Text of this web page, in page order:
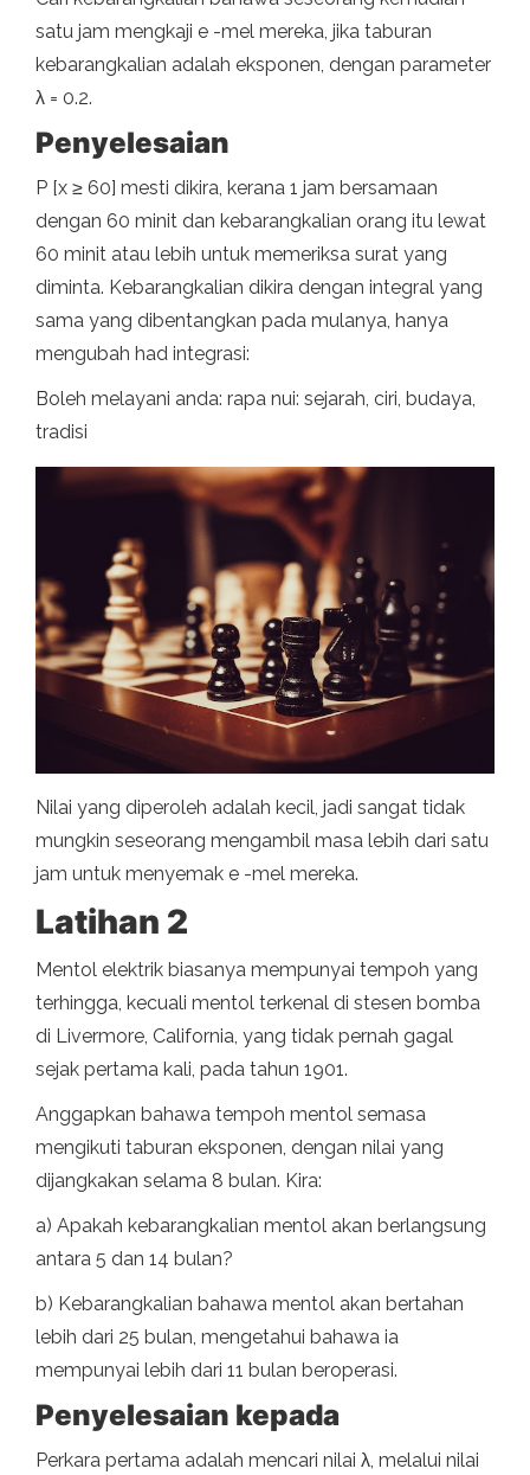
satu jam mengkaji e -mel mereka, jika taburan
kebarangkalian adalah eksponen, dengan parameter
λ = 0.2.
Penyelesaian
P [x ≥ 60] mesti dikira, kerana 1 jam bersamaan
dengan 60 minit dan kebarangkalian orang itu lewat
60 minit atau lebih untuk memeriksa surat yang
diminta. Kebarangkalian dikira dengan integral yang
sama yang dibentangkan pada mulanya, hanya
mengubah had integrasi:
Boleh melayani anda: rapa nui: sejarah, ciri, budaya,
tradisi
Nilai yang diperoleh adalah kecil, jadi sangat tidak
mungkin seseorang mengambil masa lebih dari satu
jam untuk menyemak e -mel mereka.
Latihan 2
Mentol elektrik biasanya mempunyai tempoh yang
terhingga, kecuali mentol terkenal di stesen bomba
di Livermore, California, yang tidak pernah gagal
sejak pertama kali, pada tahun 1901.
Anggapkan bahawa tempoh mentol semasa
mengikuti taburan eksponen, dengan nilai yang
dijangkakan selama 8 bulan. Kira:
a) Apakah kebarangkalian mentol akan berlangsung
antara 5 dan 14 bulan?
b) Kebarangkalian bahawa mentol akan bertahan
lebih dari 25 bulan, mengetahui bahawa ia
mempunyai lebih dari 11 bulan beroperasi.
Penyelesaian kepada
Perkara pertama adalah mencari nilai λ, melalui nilai